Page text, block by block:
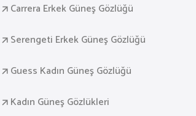
Carrera Erkek Güneş Gözlüğü
Serengeti Erkek Güneş Gözlüğü
Guess Kadın Güneş Gözlüğü
Kadın Güneş Gözlükleri